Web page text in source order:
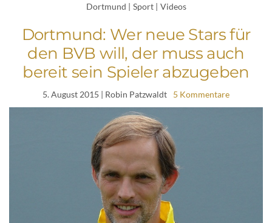
Dortmund | Sport | Videos
Dortmund: Wer neue Stars für
den BVB will, der muss auch
bereit sein Spieler abzugeben
5. August 2015 | Robin Patzwaldt 5 Kommentare